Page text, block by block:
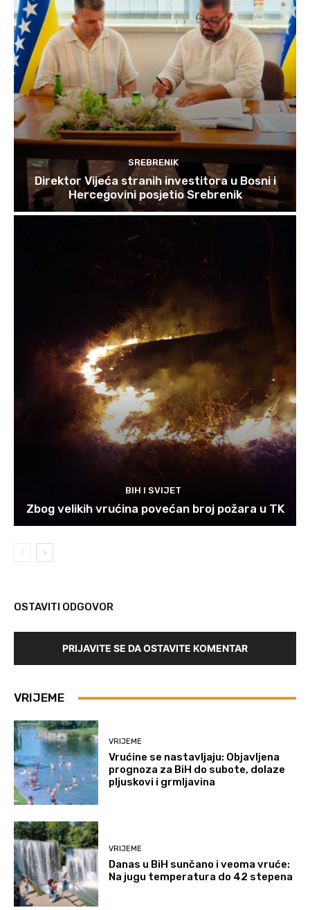
SREBRENIK
Direktor Vijeća stranih investitora u Bosni i
Hercegovini posjetio Srebrenik
BIH I SVIJET
Zbog velikih vrućina povećan broj požara u TK
OSTAVITI ODGOVOR
PRIJAVITE SE DA OSTAVITE KOMENTAR
VRIJEME
VRIJEME
Vrućine se nastavljaju: Objavljena
prognoza za BiH do subote, dolaze
pljuskovi i grmljavina
VRIJEME
Danas u BiH sunčano i veoma vruće:
Na jugu temperatura do 42 stepena